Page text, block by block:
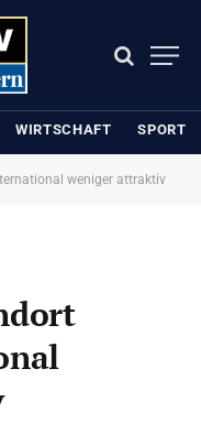
WIRTSCHAFT SPORT
weniger attraktiv